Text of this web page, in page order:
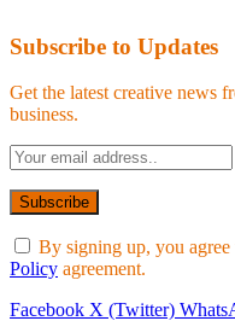
Subscribe to Updates
Get the latest creative news
business.
By signing up, you
Policy agreement.
Facebook X (Twitter)